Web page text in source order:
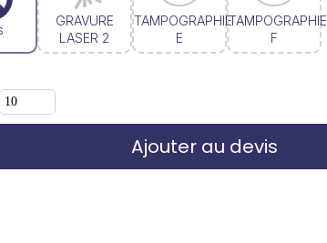
GRAVURE
LASER 2
TAMPOGRAPHIE
E
TAMPOGRAPHIE
F
Ajouter au devis